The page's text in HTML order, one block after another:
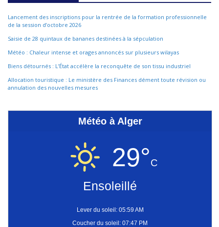
Lancement des inscriptions pour la rentrée de la formation professionnelle
de la session d’octobre 2026
Saisie de 28 quintaux de bananes destinées à la sépculation
Météo : Chaleur intense et orages annoncés sur plusieurs wilayas
Biens détournés : L’État accélère la reconquête de son tissu industriel
Allocation touristique : Le ministère des Finances dément toute révision ou
annulation des nouvelles mesures
Météo à Alger
29°C
Ensoleillé
Lever du soleil: 05:59 AM
Coucher du soleil: 07:47 PM